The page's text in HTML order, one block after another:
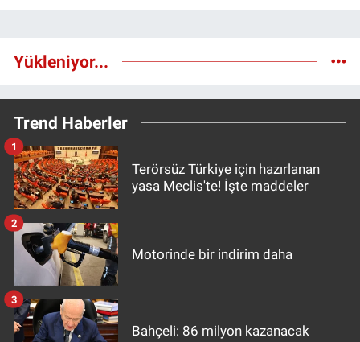
Yükleniyor...
Trend Haberler
Terörsüz Türkiye için hazırlanan
yasa Meclis'te! İşte maddeler
1
Motorinde bir indirim daha
2
Bahçeli: 86 milyon kazanacak
3